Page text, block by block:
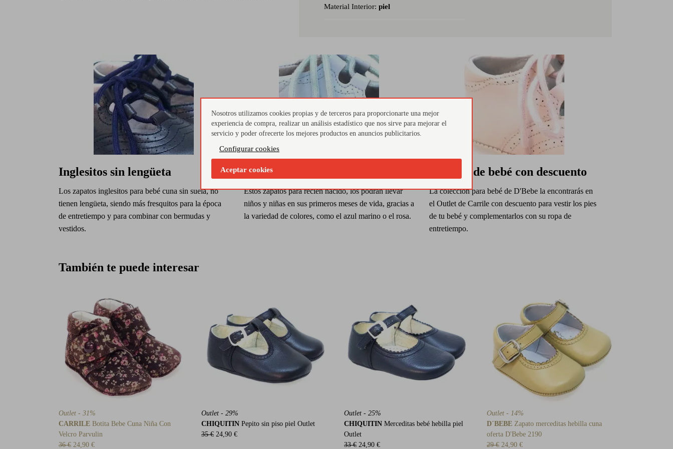
Material Interior: piel
Inglesitos sin lengüeta
Los zapatos inglesitos para bebé cuna sin suela, no
tienen lengüeta, siendo más fresquitos para la época
de entretiempo y para combinar con bermudas y
vestidos.
¿Qué color prefieres?
Estos zapatos para recién nacido, los podrán llevar
niños y niñas en sus primeros meses de vida, gracias a
la variedad de colores, como el azul marino o el rosa.
Zapatos de bebé con descuento
La colección para bebé de D'Bebe la encontrarás en
el Outlet de Carrile con descuento para vestir los pies
de tu bebé y complementarlos con su ropa de
entretiempo.
También te puede interesar
Outlet - 31%
CARRILE Botita Bebe Cuna Niña Con
Velcro Parvulin
36 € 24,90 €
Outlet - 29%
CHIQUITIN Pepito sin piso piel Outlet
35 € 24,90 €
Outlet - 25%
CHIQUITIN Merceditas bebé hebilla piel
Outlet
33 € 24,90 €
Outlet - 14%
D´BEBE Zapato merceditas hebilla cuna
oferta D'Bebe 2190
29 € 24,90 €
Nosotros utilizamos cookies propias y de terceros para proporcionarte una mejor
experiencia de compra, realizar un análisis estadístico que nos sirve para mejorar el
servicio y poder ofrecerte los mejores productos en anuncios publicitarios.
Configurar cookies
Aceptar cookies